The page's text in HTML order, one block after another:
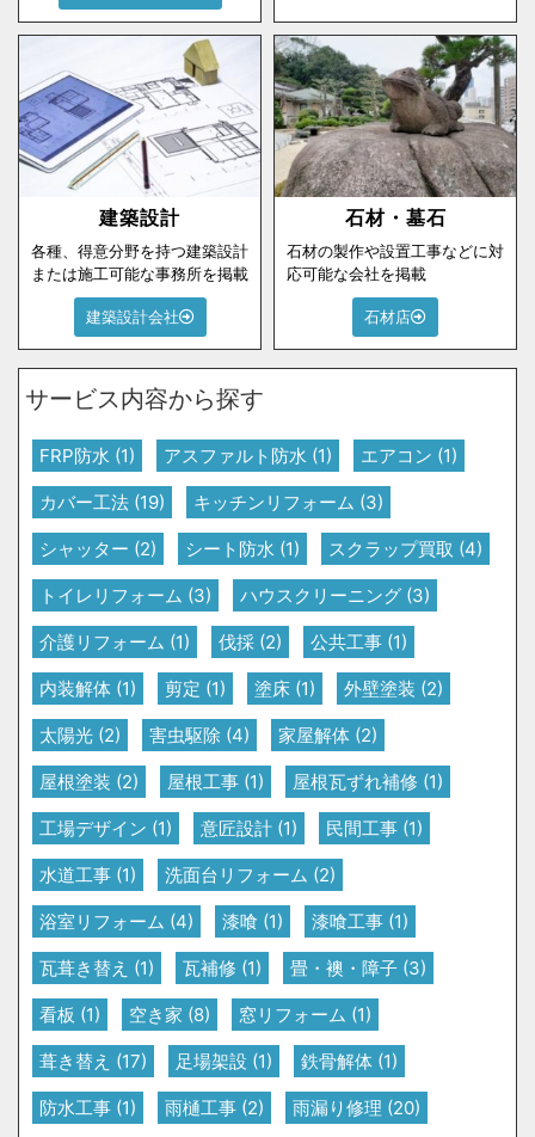
建築設計
各種、得意分野を持つ建築設計
または施工可能な事務所を掲載
建築設計会社
石材・墓石
石材の製作や設置工事などに対
応可能な会社を掲載
石材店
サービス内容から探す
FRP防水 (1) アスファルト防水 (1) エアコン (1)
カバー工法 (19) キッチンリフォーム (3)
シャッター (2) シート防水 (1) スクラップ買取 (4)
トイレリフォーム (3) ハウスクリーニング (3)
介護リフォーム (1) 伐採 (2) 公共工事 (1)
内装解体 (1) 剪定 (1) 塗床 (1) 外壁塗装 (2)
太陽光 (2) 害虫駆除 (4) 家屋解体 (2)
屋根塗装 (2) 屋根工事 (1) 屋根瓦ずれ補修 (1)
工場デザイン (1) 意匠設計 (1) 民間工事 (1)
水道工事 (1) 洗面台リフォーム (2)
浴室リフォーム (4) 漆喰 (1) 漆喰工事 (1)
瓦葺き替え (1) 瓦補修 (1) 畳・襖・障子 (3)
看板 (1) 空き家 (8) 窓リフォーム (1)
葺き替え (17) 足場架設 (1) 鉄骨解体 (1)
防水工事 (1) 雨樋工事 (2) 雨漏り修理 (20)